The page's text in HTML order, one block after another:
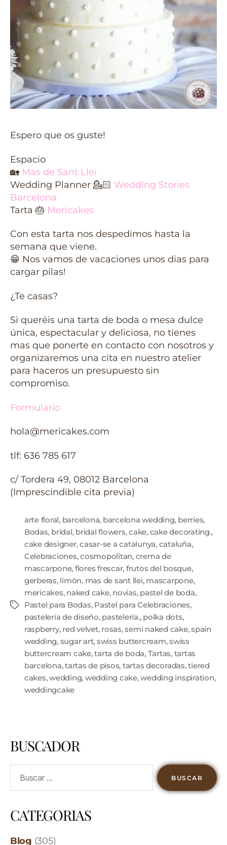
Espero que os guste!
Espacio
🏡 Mas de Sant Lleí
Wedding Planner 💁🏻 Wedding Stories
Barcelona
Tarta 🎂 Mericakes
Con esta tarta nos despedimos hasta la
semana que viene.
😁 Nos vamos de vacaciones unos dias para
cargar pilas!
¿Te casas?
Si queréis una tarta de boda o mesa dulce
única, espectacular y deliciosa, no tienes
mas que ponerte en contacto con nosotros y
organizaremos una cita en nuestro atelier
para haceros un presupuesto sin
compromiso.
Formulario
hola@mericakes.com
tlf: 636 785 617
c/ Tordera 49, 08012 Barcelona
(Imprescindible cita previa)
arte floral, barcelona, barcelona wedding, berries,
Bodas, bridal, bridal flowers,cake, cake decorating.,
cake designer,casar-se a catalunya, cataluña,
Celebraciones,cosmopolitan, crema de
mascarpone, flores frescar, frutos del bosque,
gerberas, limón, mas de sant llei, mascarpone,
mericakes, naked cake, novias, pastel de boda,
Pastel para Bodas, Pastel para Celebraciones,
pastelería de diseño, pastelería., polka dots,
raspberry, red velvet, rosas,semi naked cake,spain
wedding, sugar art, swiss buttercream,swiss
buttercream cake,tarta de boda, Tartas, tartas
barcelona,tartas de pisos, tartas decoradas,tiered
cakes,wedding, wedding cake,wedding inspiration,
weddingcake
BUSCADOR
CATEGORIAS
Blog (305)